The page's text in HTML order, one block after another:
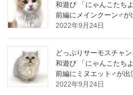
和遊び 「にゃんこたち
前編にメインクーン♂が
2022年9月24日
どっぷりサーモスチャ
和遊び 「にゃんこたち
前編にミヌエット♂が出
2022年9月24日